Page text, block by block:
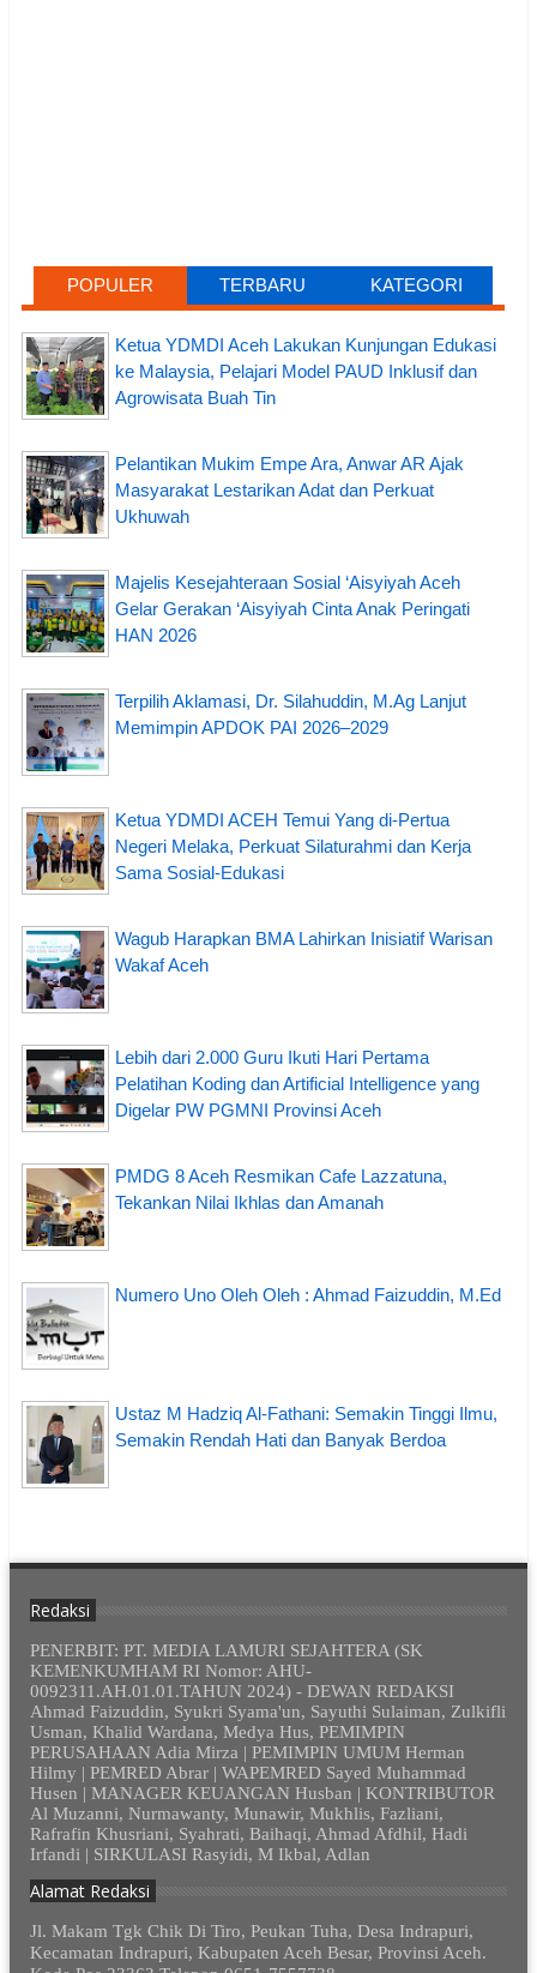
POPULER TERBARU KATEGORI
Ketua YDMDI Aceh Lakukan Kunjungan Edukasi
ke Malaysia, Pelajari Model PAUD Inklusif dan
Agrowisata Buah Tin
Pelantikan Mukim Empe Ara, Anwar AR Ajak
Masyarakat Lestarikan Adat dan Perkuat
Ukhuwah
Majelis Kesejahteraan Sosial ‘Aisyiyah Aceh
Gelar Gerakan ‘Aisyiyah Cinta Anak Peringati
HAN 2026
Terpilih Aklamasi, Dr. Silahuddin, M.Ag Lanjut
Memimpin APDOK PAI 2026–2029
Ketua YDMDI ACEH Temui Yang di-Pertua
Negeri Melaka, Perkuat Silaturahmi dan Kerja
Sama Sosial-Edukasi
Wagub Harapkan BMA Lahirkan Inisiatif Warisan
Wakaf Aceh
Lebih dari 2.000 Guru Ikuti Hari Pertama
Pelatihan Koding dan Artificial Intelligence yang
Digelar PW PGMNI Provinsi Aceh
PMDG 8 Aceh Resmikan Cafe Lazzatuna,
Tekankan Nilai Ikhlas dan Amanah
Numero Uno Oleh Oleh : Ahmad Faizuddin, M.Ed
Ustaz M Hadziq Al-Fathani: Semakin Tinggi Ilmu,
Semakin Rendah Hati dan Banyak Berdoa
Redaksi
PENERBIT: PT. MEDIA LAMURI SEJAHTERA (SK
KEMENKUMHAM RI Nomor: AHU-
0092311.AH.01.01.TAHUN 2024) - DEWAN REDAKSI
Ahmad Faizuddin, Syukri Syama'un, Sayuthi Sulaiman, Zulkifli
Usman, Khalid Wardana, Medya Hus, PEMIMPIN
PERUSAHAAN Adia Mirza | PEMIMPIN UMUM Herman
Hilmy | PEMRED Abrar | WAPEMRED Sayed Muhammad
Husen | MANAGER KEUANGAN Husban | KONTRIBUTOR
Al Muzanni, Nurmawanty, Munawir, Mukhlis, Fazliani,
Rafrafin Khusriani, Syahrati, Baihaqi, Ahmad Afdhil, Hadi
Irfandi | SIRKULASI Rasyidi, M Ikbal, Adlan
Alamat Redaksi
Jl. Makam Tgk Chik Di Tiro, Peukan Tuha, Desa Indrapuri,
Kecamatan Indrapuri, Kabupaten Aceh Besar, Provinsi Aceh.